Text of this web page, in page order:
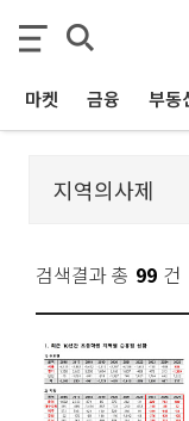
마켓 금융 부동
검색결과 총 99 건